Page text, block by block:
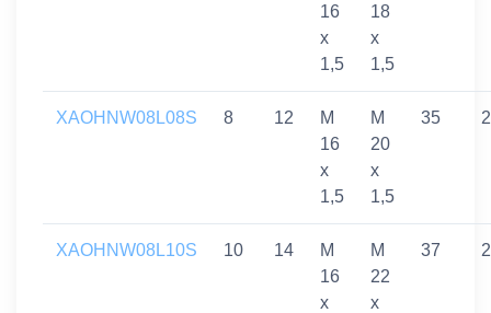
16
x
1,5
18
x
1,5
XAOHNW08L08S 8 12
M
16
x
1,5
M
20
x
1,5
35
XAOHNW08L10S 10 14
M
16
x
M
22
x
37